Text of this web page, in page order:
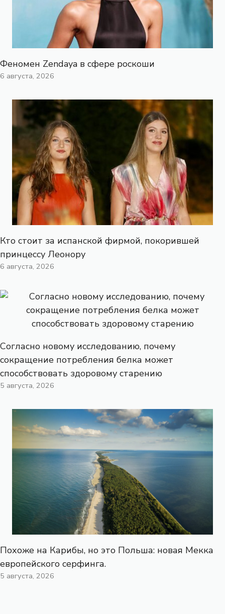
Феномен Zendaya в сфере роскоши
6 августа, 2026
Кто стоит за испанской фирмой, покорившей
принцессу Леонору
6 августа, 2026
Согласно новому исследованию, почему
сокращение потребления белка может
способствовать здоровому старению
5 августа, 2026
Похоже на Карибы, но это Польша: новая Мекка
европейского серфинга.
5 августа, 2026